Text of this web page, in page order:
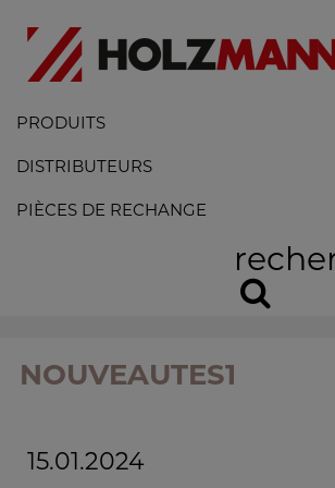
PRODUITS
DISTRIBUTEURS
PIÈCES DE RECHANGE
NOUVEAUTES1
15.01.2024